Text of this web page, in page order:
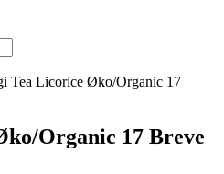
Tea Licorice Øko/Organic 17
Organic 17 Breve